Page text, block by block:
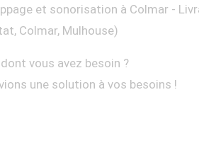
et sonorisation à Colmar -
Colmar, Mulhouse)
vous avez besoin ?
une solution à vos besoins !